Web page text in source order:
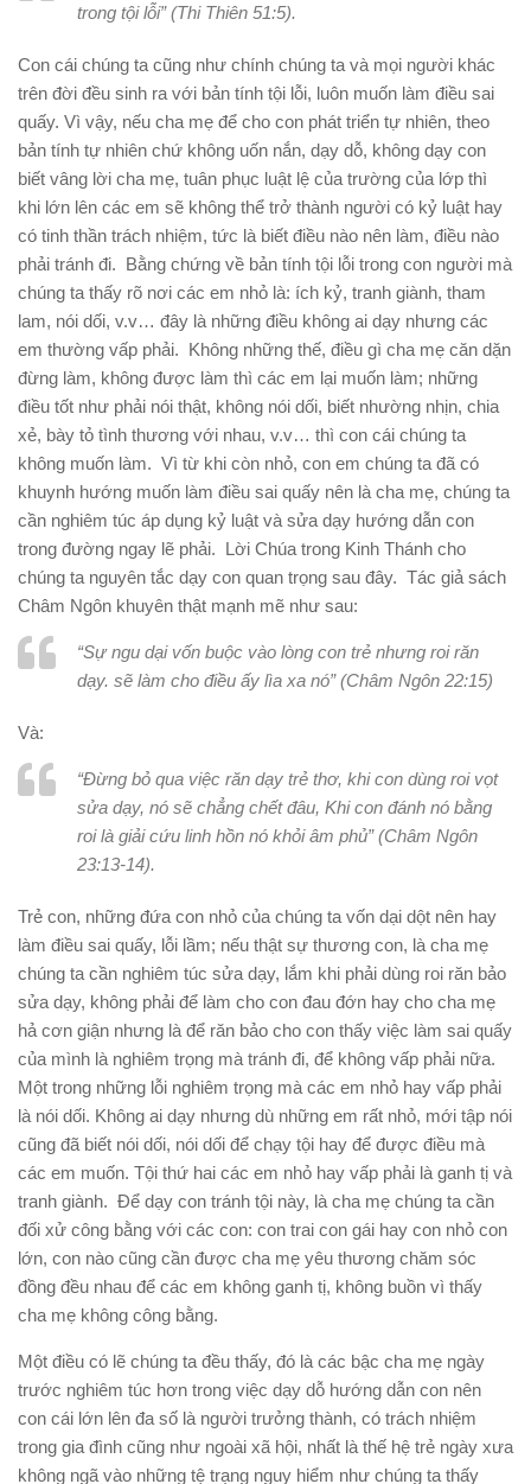
trong tội lỗi” (Thi Thiên 51:5).
Con cái chúng ta cũng như chính chúng ta và mọi người khác
trên đời đều sinh ra với bản tính tội lỗi, luôn muốn làm điều sai
quấy. Vì vậy, nếu cha mẹ để cho con phát triển tự nhiên, theo
bản tính tự nhiên chứ không uốn nắn, dạy dỗ, không dạy con
biết vâng lời cha mẹ, tuân phục luật lệ của trường của lớp thì
khi lớn lên các em sẽ không thể trở thành người có kỷ luật hay
có tinh thần trách nhiệm, tức là biết điều nào nên làm, điều nào
phải tránh đi. Bằng chứng về bản tính tội lỗi trong con người mà
chúng ta thấy rõ nơi các em nhỏ là: ích kỷ, tranh giành, tham
lam, nói dối, v.v… đây là những điều không ai dạy nhưng các
em thường vấp phải. Không những thế, điều gì cha mẹ căn dặn
đừng làm, không được làm thì các em lại muốn làm; những
điều tốt như phải nói thật, không nói dối, biết nhường nhịn, chia
xẻ, bày tỏ tình thương với nhau, v.v… thì con cái chúng ta
không muốn làm. Vì từ khi còn nhỏ, con em chúng ta đã có
khuynh hướng muốn làm điều sai quấy nên là cha mẹ, chúng ta
cần nghiêm túc áp dụng kỷ luật và sửa dạy hướng dẫn con
trong đường ngay lẽ phải. Lời Chúa trong Kinh Thánh cho
chúng ta nguyên tắc dạy con quan trọng sau đây. Tác giả sách
Châm Ngôn khuyên thật mạnh mẽ như sau:
“Sự ngu dại vốn buộc vào lòng con trẻ nhưng roi răn
dạy. sẽ làm cho điều ấy lìa xa nó” (Châm Ngôn 22:15)
Và:
“Đừng bỏ qua việc răn dạy trẻ thơ, khi con dùng roi vọt
sửa dạy, nó sẽ chẳng chết đâu, Khi con đánh nó bằng
roi là giải cứu linh hồn nó khỏi âm phủ” (Châm Ngôn
23:13-14).
Trẻ con, những đứa con nhỏ của chúng ta vốn dại dột nên hay
làm điều sai quấy, lỗi lầm; nếu thật sự thương con, là cha mẹ
chúng ta cần nghiêm túc sửa dạy, lắm khi phải dùng roi răn bảo
sửa dạy, không phải để làm cho con đau đớn hay cho cha mẹ
hả cơn giận nhưng là để răn bảo cho con thấy việc làm sai quấy
của mình là nghiêm trọng mà tránh đi, để không vấp phải nữa.
Một trong những lỗi nghiêm trọng mà các em nhỏ hay vấp phải
là nói dối. Không ai dạy nhưng dù những em rất nhỏ, mới tập nói
cũng đã biết nói dối, nói dối để chạy tội hay để được điều mà
các em muốn. Tội thứ hai các em nhỏ hay vấp phải là ganh tị và
tranh giành. Để dạy con tránh tội này, là cha mẹ chúng ta cần
đối xử công bằng với các con: con trai con gái hay con nhỏ con
lớn, con nào cũng cần được cha mẹ yêu thương chăm sóc
đồng đều nhau để các em không ganh tị, không buồn vì thấy
cha mẹ không công bằng.
Một điều có lẽ chúng ta đều thấy, đó là các bậc cha mẹ ngày
trước nghiêm túc hơn trong việc dạy dỗ hướng dẫn con nên
con cái lớn lên đa số là người trưởng thành, có trách nhiệm
trong gia đình cũng như ngoài xã hội, nhất là thế hệ trẻ ngày xưa
không ngã vào những tệ trạng nguy hiểm như chúng ta thấy